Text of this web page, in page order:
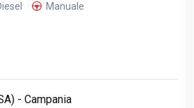
Manuale
- Campania